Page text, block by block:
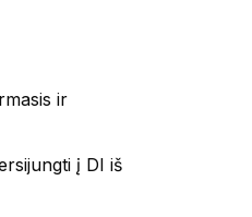
ir
į DI iš